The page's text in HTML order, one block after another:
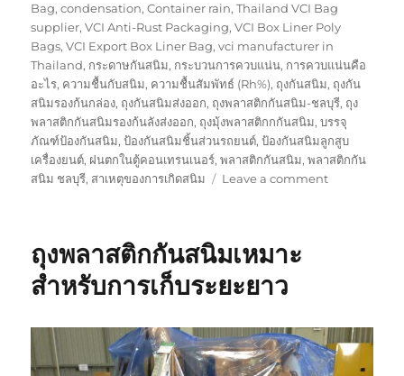
Bag,condensation,Container rain,Thailand VCI Bag
supplier,VCI Anti-Rust Packaging,VCI Box Liner Poly
Bags,VCI Export Box Liner Bag,vci manufacturer in
Thailand, กระดาษกันสนิม, กระบวนการควบแน่น, การควบแน่นคือ
อะไร, ความชื้นกับสนิม, ความชื้นสัมพัทธ์ (Rh%), ถุงกันสนิม, ถุงกัน
สนิมรองก้นกล่อง, ถุงกันสนิมส่งออก, ถุงพลาสติกกันสนิม-ชลบุรี, ถุง
พลาสติกกันสนิมรองก้นลังส่งออก, ถุงมุ้งพลาสติกกกันสนิม,บรรจุ
ภัณฑ์ป้องกันสนิม,ป้องกันสนิมชิ้นส่วนรถยนต์,ป้องกันสนิมลูกสูบ
เครื่องยนต์, ฝนตกในตู้คอนเทรนเนอร์,พลาสติกกันสนิม,พลาสติกกัน
สนิม ชลบุรี, สาเหตุของการเกิดสนิม Leave a commenton
สนิม
ป้องกัน
สนิม
ถุงพลาสติกกันสนิมเหมาะ
สำหรับการเก็บระยะยาว